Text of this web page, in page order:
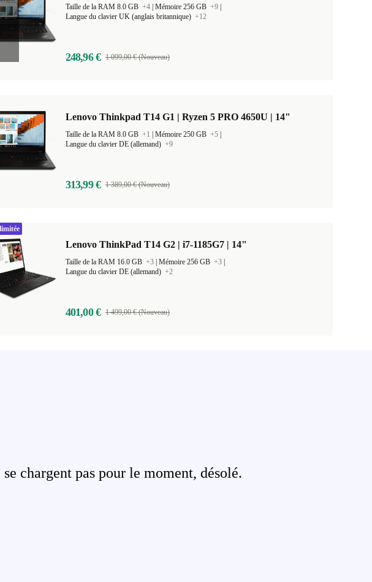
Taille de la RAM 8.0 GB +4 Mémoire 256 GB +9
Langue du clavier UK (anglais britannique) +12
248,96 € 1 099,00 € (Nouveau)
Lenovo Thinkpad T14 G1 | Ryzen 5 PRO 4650U | 14"
Taille de la RAM 8.0 GB +1 Mémoire 250 GB +5
Langue du clavier DE (allemand) +9
313,99 € 1 389,00 € (Nouveau)
Lenovo ThinkPad T14 G2 | i7-1185G7 | 14"
Taille de la RAM 16.0 GB +3 Mémoire 256 GB +3
Langue du clavier DE (allemand) +2
401,00 € 1 499,00 € (Nouveau)
chargent pas pour le moment, désolé.